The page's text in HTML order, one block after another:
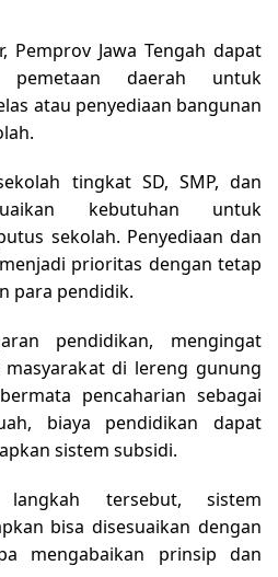
Pemprov Jawa Tengah dapat
pemetaan daerah untuk
atau penyediaan bangunan
tingkat SD, SMP, dan
kebutuhan untuk
sekolah. Penyediaan dan
prioritas dengan tetap
para pendidik.
pendidikan, mengingat
di lereng gunung
pencaharian sebagai
biaya pendidikan dapat
sistem subsidi.
langkah tersebut, sistem
bisa disesuaikan dengan
mengabaikan prinsip dan